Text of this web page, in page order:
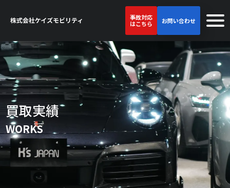
事故対応
はこちら
お問い合わせ
買取実績
WORKS